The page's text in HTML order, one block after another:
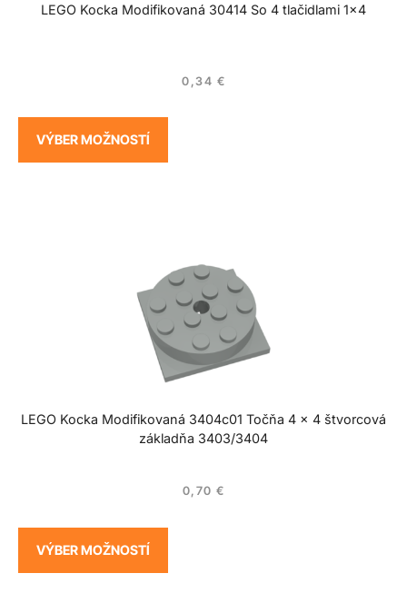
LEGO Kocka Modifikovaná 30414 So 4 tlačidlami 1×4
0,34 €
VÝBER MOŽNOSTÍ
LEGO Kocka Modifikovaná 3404c01 Točňa 4 x 4 štvorcová
základňa 3403/3404
0,70 €
VÝBER MOŽNOSTÍ